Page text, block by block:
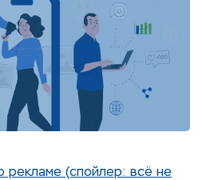
рекламе (спойлер: всё не